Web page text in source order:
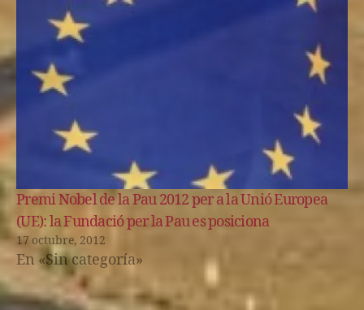
Premi Nobel de la Pau 2012 per a la Unió Europea
(UE): la Fundació per la Pau es posiciona
17 octubre, 2012
En «Sin categoría»